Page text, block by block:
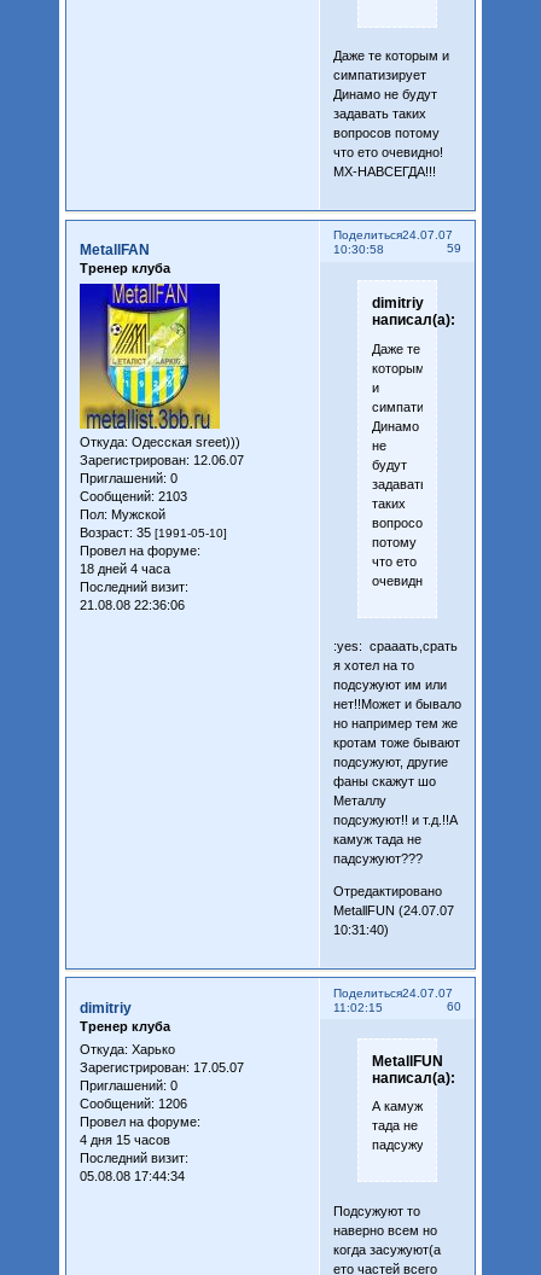
Даже те которым и
симпатизирует
Динамо не будут
задавать таких
вопросов потому
что ето очевидно!
МХ-НАВСЕГДА!!!
Поделиться
59
24.07.07
10:30:58
MetallFAN
Тренер клуба
Откуда: Одесская sreet)))
Зарегистрирован: 12.06.07
Приглашений: 0
Сообщений: 2103
Пол: Мужской
Возраст: 35 [1991-05-10]
Провел на форуме:
18 дней 4 часа
Последний визит:
21.08.08 22:36:06
dimitriy
написал(а):
Даже те
которым
и
симпатизирует
Динамо
не
будут
задавать
таких
вопросов
потому
что ето
очевидно!
:yes: срааать,срать
я хотел на то
подсужуют им или
нет!!Может и бывало
но например тем же
кротам тоже бывают
подсужуют, другие
фаны скажут шо
Металлу
подсужуют!! и т.д.!!А
камуж тада не
падсужуют???
Отредактировано
MetallFUN (24.07.07
10:31:40)
Поделиться
60
24.07.07
11:02:15
dimitriy
Тренер клуба
Откуда: Харько
Зарегистрирован: 17.05.07
Приглашений: 0
Сообщений: 1206
Провел на форуме:
4 дня 15 часов
Последний визит:
05.08.08 17:44:34
MetallFUN
написал(а):
А камуж
тада не
падсужуют???
Подсужуют то
наверно всем но
когда засужуют(а
ето частей всего